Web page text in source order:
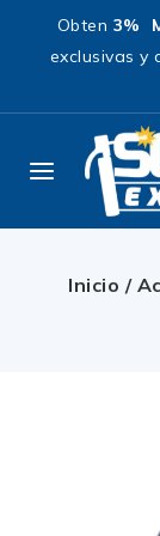
Obten 3%
exclusivas y
Inicio /